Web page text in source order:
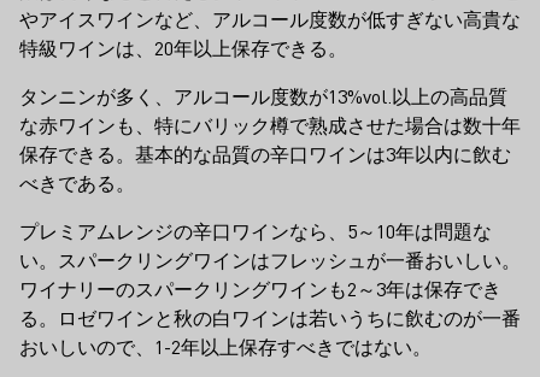
やアイスワインなど、アルコール度数が低すぎない高貴な
特級ワインは、20年以上保存できる。
タンニンが多く、アルコール度数が13%vol.以上の高品質
な赤ワインも、特にバリック樽で熟成させた場合は数十年
保存できる。基本的な品質の辛口ワインは3年以内に飲む
べきである。
プレミアムレンジの辛口ワインなら、5～10年は問題な
い。スパークリングワインはフレッシュが一番おいしい。
ワイナリーのスパークリングワインも2～3年は保存でき
る。ロゼワインと秋の白ワインは若いうちに飲むのが一番
おいしいので、1-2年以上保存すべきではない。